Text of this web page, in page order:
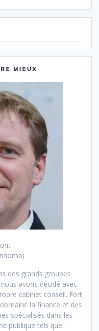
MIEUX
des grands groupes
avons décidé avec
cabinet conseil. Fort
la finance et des
spécialisés dans les
publique tels que :